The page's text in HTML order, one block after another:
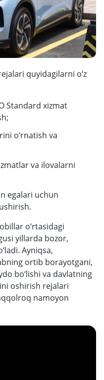
quyidagilarni o‘z
Standard xizmat
o‘rnatish va
va ilovalarni
egalari uchun
o‘rtasidagi
yillarda bozor,
Ayniqsa,
ortib borayotgani,
bo‘lishi va davlatning
oshirish rejalari
namoyon